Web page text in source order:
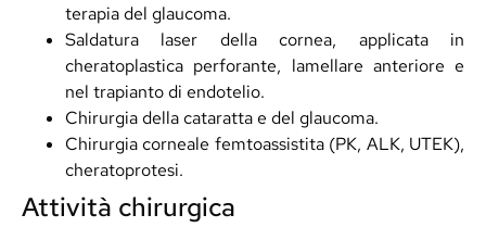
terapia del glaucoma.
Saldatura laser della cornea, applicata in
cheratoplastica perforante, lamellare anteriore e
nel trapianto di endotelio.
Chirurgia della cataratta e del glaucoma.
Chirurgia corneale femtoassistita (PK, ALK, UTEK),
cheratoprotesi.
Attività chirurgica